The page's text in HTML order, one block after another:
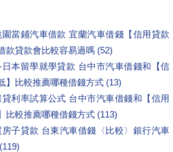
當鋪汽車借款 宜蘭汽車借錢【信用貸款
款貸款會比較容易過嗎 (52)
本留學就學貸款 台中市汽車借錢和【信
】比較推薦哪種借錢方式 (13)
利率試算公式 台中市汽車借錢和【信用
比較推薦哪種借錢方式 (113)
子貸款 台東汽車借錢〈比較〉銀行汽車